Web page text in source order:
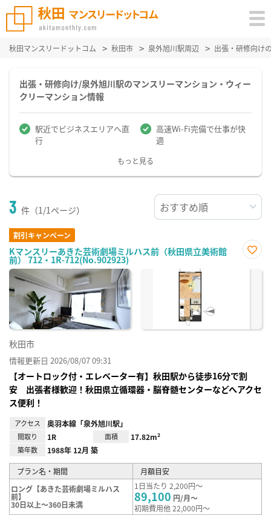
秋田マンスリードットコム 秋田市 泉外旭川駅周辺 出張・研修向け
出張・研修向け/泉外旭川駅のマンスリーマンション・ウィー
クリーマンション情報
駅近でビジネスエリアへ直
行
高速Wi-Fi完備で仕事が快
適
もっと見る
3 件（1/1ページ）
割引キャンペーン
Kマンスリーあきた芸術劇場ミルハス前（秋田県立美術館
前） 712・1R-712(No.902923)
に入
秋田市
情報更新日 2026/08/07 09:31
【オートロック付・エレベーター有】秋田駅から徒歩16分で割
安 出張者様歓迎！秋田県立循環器・脳脊髄センターなどへアクセ
ス便利！
アクセス 奥羽本線「泉外旭川駅」
間取り 1R 面積 17.82m²
築年数 1988年 12月 築
プラン名・期間
月額目安
ロング【あきた芸術劇場ミルハス
前】
30日以上～360日未満
1日当たり 2,200円～
89,100 円/月～
初期費用他 22,000円～